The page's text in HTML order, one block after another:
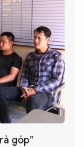
góp”